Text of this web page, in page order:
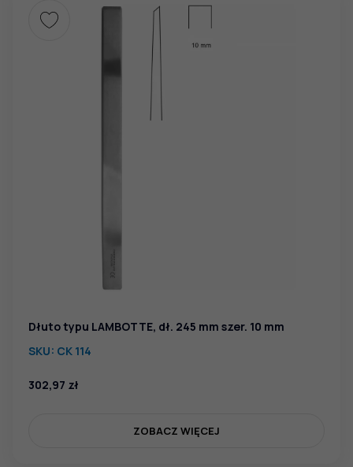
Dłuto typu LAMBOTTE, dł. 245 mm szer. 10 mm
SKU: CK 114
302,97 zł
ZOBACZ WIĘCEJ